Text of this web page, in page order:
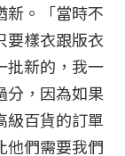
新。「當時不
要樣衣跟版衣
批新的，我一
分，因為如果
級百貨的訂單
他們需要我們